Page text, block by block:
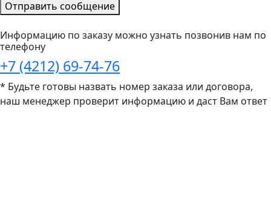
Отправить сообщение
Информацию по заказу можно узнать позвонив нам по
телефону
+7 (4212) 69-74-76
* Будьте готовы назвать номер заказа или договора,
наш менеджер проверит информацию и даст Вам ответ